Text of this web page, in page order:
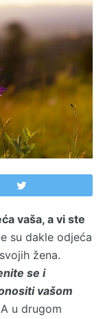
vaša, a vi ste
su dakle odjeća
žena.
se i
vašom
A u drugom